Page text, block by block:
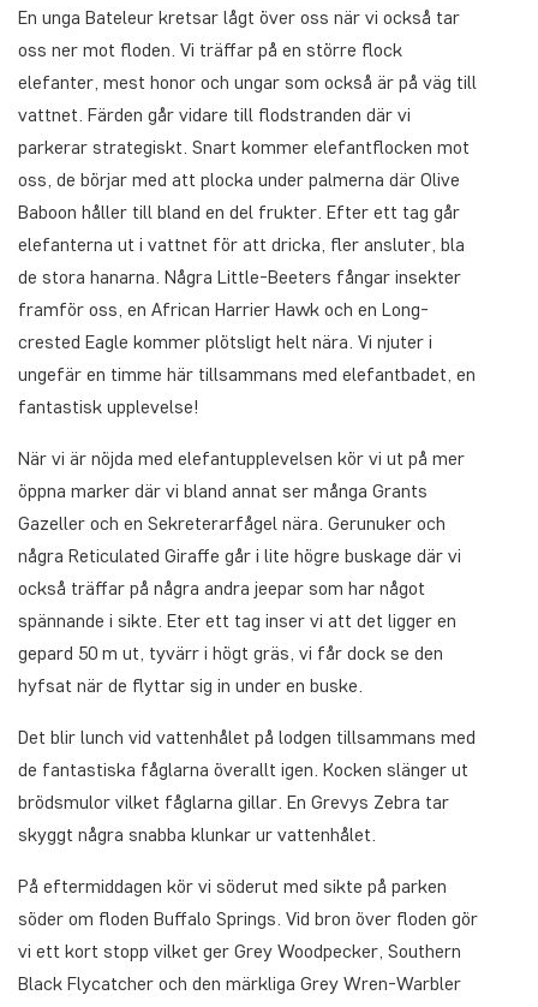
En unga Bateleur kretsar lågt över oss när vi också tar
oss ner mot floden. Vi träffar på en större flock
elefanter, mest honor och ungar som också är på väg till
vattnet. Färden går vidare till flodstranden där vi
parkerar strategiskt. Snart kommer elefantflocken mot
oss, de börjar med att plocka under palmerna där Olive
Baboon håller till bland en del frukter. Efter ett tag går
elefanterna ut i vattnet för att dricka, fler ansluter, bla
de stora hanarna. Några Little-Beeters fångar insekter
framför oss, en African Harrier Hawk och en Long-
crested Eagle kommer plötsligt helt nära. Vi njuter i
ungefär en timme här tillsammans med elefantbadet, en
fantastisk upplevelse!
När vi är nöjda med elefantupplevelsen kör vi ut på mer
öppna marker där vi bland annat ser många Grants
Gazeller och en Sekreterarfågel nära. Gerunuker och
några Reticulated Giraffe går i lite högre buskage där vi
också träffar på några andra jeepar som har något
spännande i sikte. Eter ett tag inser vi att det ligger en
gepard 50 m ut, tyvärr i högt gräs, vi får dock se den
hyfsat när de flyttar sig in under en buske.
Det blir lunch vid vattenhålet på lodgen tillsammans med
de fantastiska fåglarna överallt igen. Kocken slänger ut
brödsmulor vilket fåglarna gillar. En Grevys Zebra tar
skyggt några snabba klunkar ur vattenhålet.
På eftermiddagen kör vi söderut med sikte på parken
söder om floden Buffalo Springs. Vid bron över floden gör
vi ett kort stopp vilket ger Grey Woodpecker, Southern
Black Flycatcher och den märkliga Grey Wren-Warbler